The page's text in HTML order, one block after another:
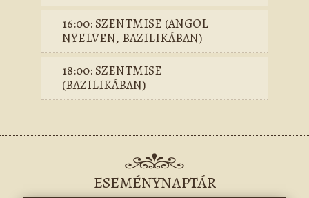
16:00: SZENTMISE (ANGOL
NYELVEN, BAZILIKÁBAN)
18:00: SZENTMISE
(BAZILIKÁBAN)
ESEMÉNYNAPTÁR